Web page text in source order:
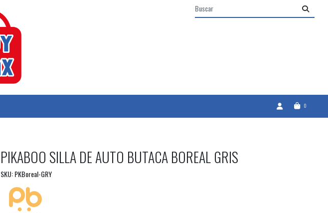
0
PIKABOO SILLA DE AUTO BUTACA BOREAL GRIS
SKU: PKBoreal-GRY